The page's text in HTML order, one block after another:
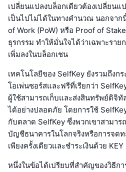
เปลี่ยนแปลงบล็อกเดียวต้องเปลี่ยน
เป็นไปไม่ได้ในทางคำนวณ นอกจาก
of Work (PoW) หรือ Proof of
ธุรกรรม ทำให้มั่นใจได้ว่าเฉพาะรา
เพิ่มลงในบล็อกเชน
เทคโนโลยีของ SelfKey ยังรวมถึงก
โอเพ่นซอร์สและฟรีที่เรียกว่า
ผู้ใช้สามารถเก็บและส่งสินทรัพย์ดิจิ
ได้อย่างปลอดภัย โดยการใช้
กับตลาด SelfKey ซึ่งพวกเขาสามา
บัญชีธนาคารในโลกจริงหรือการจด
เพียงครั้งเดียวและชำระเงินด้วย KEY
หนึ่งในข้อได้เปรียบที่สำคัญของวิธีก